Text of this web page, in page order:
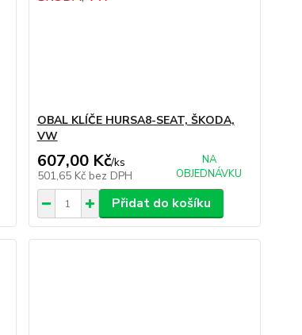
OBAL KLÍČE HURSA8-SEAT, ŠKODA,
VW
607,00 Kč/ks
501,65 Kč bez DPH
NA
OBJEDNÁVKU
Přidat do košíku